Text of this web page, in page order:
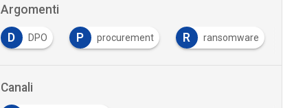
Argomenti
D DPO P procurement R ransomware
Canali